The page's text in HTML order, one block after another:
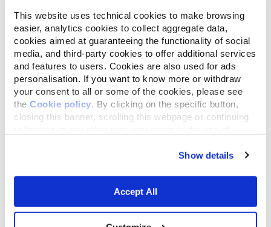
This website uses technical cookies to make browsing
easier, analytics cookies to collect aggregate data,
cookies aimed at guaranteeing the functionality of social
media, and third-party cookies to offer additional services
and features to users. Cookies are also used for ads
personalisation. If you want to know more or withdraw
your consent to all or some of the cookies, please see
the Cookie policy . By clicking on the specific button,
closing this banner, scrolling this webpage or continuing
Show details
Accept All
d’appeler votre vétérinaire avant tout déplacement.
Que ce soit pour honorer un rendez-vous, récupérer
une ordonnance ou acheter des produits.
En fonction de l’urgence de la situation, le
professionnel pourra décider de maintenir ou de
reporter votre rendez-vous à une date ultérieure. Si
le rendez-vous est maintenu, soyez ponctuel. Seuls
une personne et un animal à la fois sont autorisés
N’oubliez pas votre attestation de déplacement
dérogatoire en précisant sur la feuille « rendez-vous